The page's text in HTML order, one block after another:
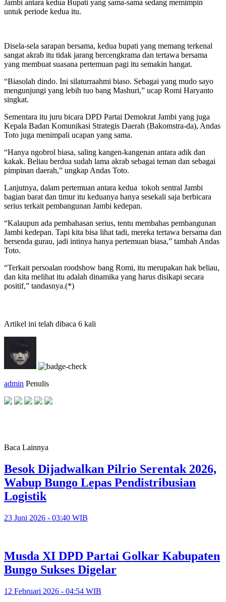
Jambi antara kedua Bupati yang sama-sama sedang memimpin
untuk periode kedua itu.
Disela-sela sarapan bersama, kedua bupati yang memang terkenal
sangat akrab itu tidak jarang bercengkrama dan tertawa bersama
yang membuat suasana pertemuan pagi itu semakin hangat.
“Biasolah dindo. Ini silaturraahmi biaso. Sebagai yang mudo sayo
mengunjungi yang lebih tuo bang Mashuri,” ucap Romi Haryanto
singkat.
Sementara itu juru bicara DPD Partai Demokrat Jambi yang juga
Kepala Badan Komunikasi Strategis Daerah (Bakomstra-da), Andas
Toto juga menimpali ucapan yang sama.
“Hanya ngobrol biasa, saling kangen-kangenan antara adik dan
kakak. Beliau berdua sudah lama akrab sebagai teman dan sebagai
pimpinan daerah,” ungkap Andas Toto.
Lanjutnya, dalam pertemuan antara kedua tokoh sentral Jambi
bagian barat dan timur itu keduanya hanya sesekali saja berbicara
serius terkait pembangunan Jambi kedepan.
“Kalaupun ada pembahasan serius, tentu membahas pembangunan
Jambi kedepan. Tapi kita bisa lihat tadi, mereka tertawa bersama dan
bersenda gurau, jadi intinya hanya pertemuan biasa,” tambah Andas
Toto.
“Terkait persoalan roodshow bang Romi, itu merupakan hak beliau,
dan kita melihat itu adalah dinamika yang harus disikapi secara
positif,” tandasnya.(*)
Artikel ini telah dibaca 6 kali
admin Penulis
Baca Lainnya
Besok Dijadwalkan Pilrio Serentak 2026,
Wabup Bungo Lepas Pendistribusian
Logistik
23 Juni 2026 - 03:40 WIB
Musda XI DPD Partai Golkar Kabupaten
Bungo Sukses Digelar
12 Februari 2026 - 04:54 WIB